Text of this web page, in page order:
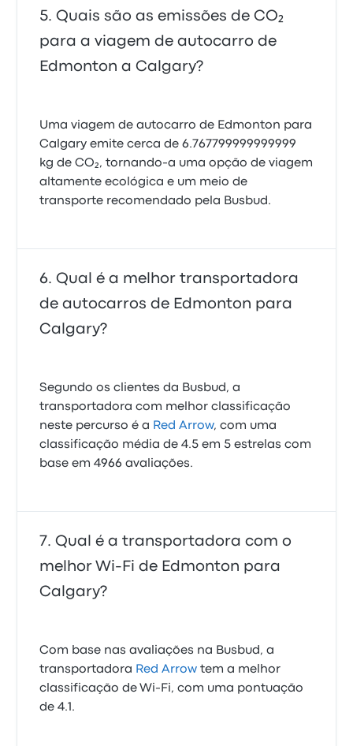
Quais são as emissões de CO₂
para a viagem de autocarro de
Edmonton a Calgary?
Uma viagem de autocarro de Edmonton para
Calgary emite cerca de 6.767799999999999
kg de CO₂, tornando-a uma opção de viagem
altamente ecológica e um meio de
transporte recomendado pela Busbud.
Qual é a melhor transportadora
de autocarros de Edmonton para
Calgary?
Segundo os clientes da Busbud, a
transportadora com melhor classificação
neste percurso é a Red Arrow, com uma
classificação média de 4.5 em 5 estrelas com
base em 4966 avaliações.
Qual é a transportadora com o
melhor Wi-Fi de Edmonton para
Calgary?
Com base nas avaliações na Busbud, a
transportadora Red Arrow tem a melhor
classificação de Wi‑Fi, com uma pontuação
de 4.1.